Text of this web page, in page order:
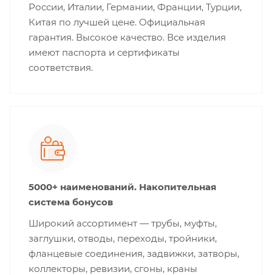
России, Италии, Германии, Франции, Турции,
Китая по лучшей цене. Официальная
гарантия. Высокое качество. Все изделия
имеют паспорта и сертификаты
соответствия.
5000+ наименований. Накопительная
система бонусов
Широкий ассортимент — трубы, муфты,
заглушки, отводы, переходы, тройники,
фланцевые соединения, задвижки, затворы,
коллекторы, ревизии, сгоны, краны